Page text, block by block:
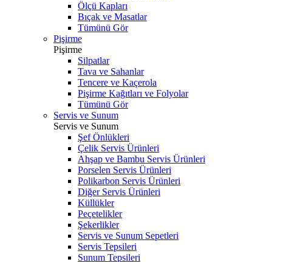
Ölçü Kapları
Bıçak ve Masatlar
Tümünü Gör
Pişirme
Pişirme
Silpatlar
Tava ve Sahanlar
Tencere ve Kaçerola
Pişirme Kağıtları ve Folyolar
Tümünü Gör
Servis ve Sunum
Servis ve Sunum
Şef Önlükleri
Çelik Servis Ürünleri
Ahşap ve Bambu Servis Ürünleri
Porselen Servis Ürünleri
Polikarbon Servis Ürünleri
Diğer Servis Ürünleri
Küllükler
Peçetelikler
Şekerlikler
Servis ve Sunum Sepetleri
Servis Tepsileri
Sunum Tepsileri